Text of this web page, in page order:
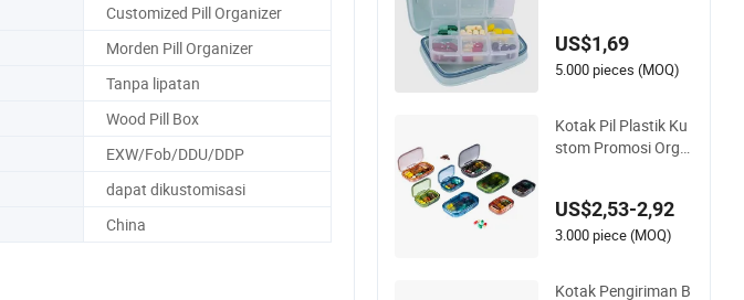
Customized Pill Organizer
Morden Pill Organizer
Tanpa lipatan
Wood Pill Box
EXW/Fob/DDU/DDP
dapat dikustomisasi
China
Mingguan Organize
r Perjalanan
US$1,69
5.000 pieces (MOQ)
Kotak Pil Plastik Ku
stom Promosi Orga
utdoor
US$2,53-2,92
3.000 piece (MOQ)
Kotak Pengiriman B